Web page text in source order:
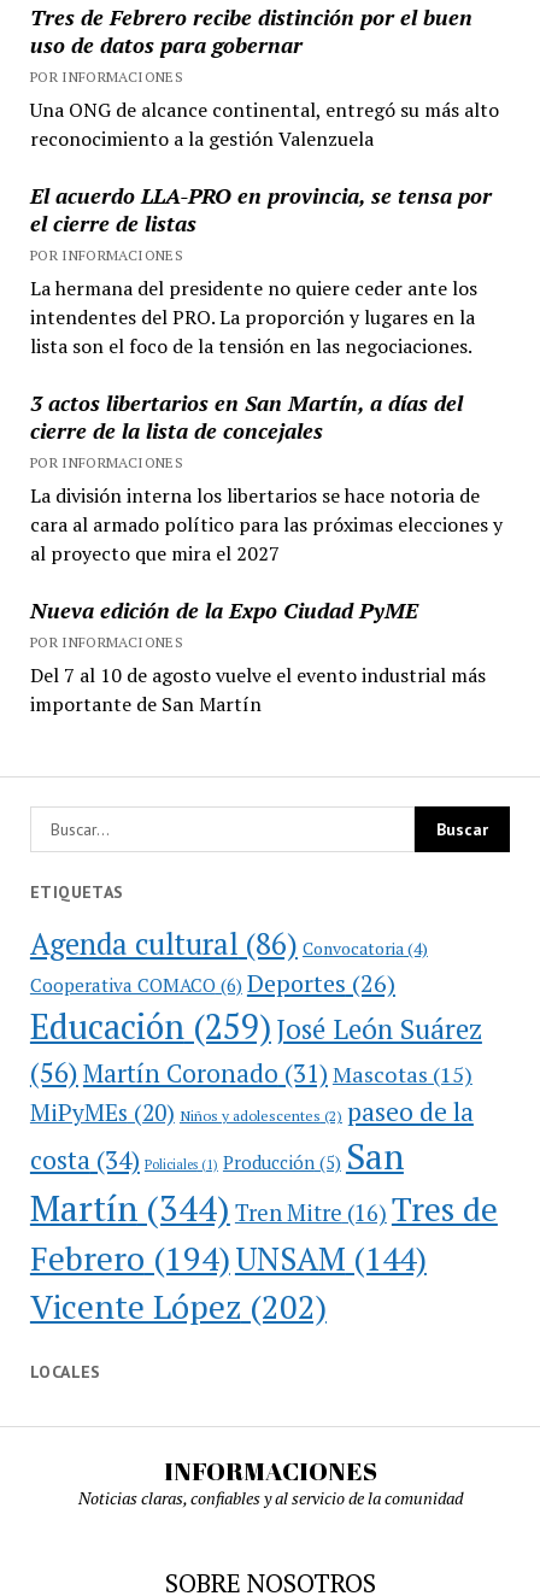
Tres de Febrero recibe distinción por el buen
uso de datos para gobernar
POR INFORMACIONES
Una ONG de alcance continental, entregó su más alto
reconocimiento a la gestión Valenzuela
El acuerdo LLA-PRO en provincia, se tensa por
el cierre de listas
POR INFORMACIONES
La hermana del presidente no quiere ceder ante los
intendentes del PRO. La proporción y lugares en la
lista son el foco de la tensión en las negociaciones.
3 actos libertarios en San Martín, a días del
cierre de la lista de concejales
POR INFORMACIONES
La división interna los libertarios se hace notoria de
cara al armado político para las próximas elecciones y
al proyecto que mira el 2027
Nueva edición de la Expo Ciudad PyME
POR INFORMACIONES
Del 7 al 10 de agosto vuelve el evento industrial más
importante de San Martín
ETIQUETAS
Agenda cultural (86) Convocatoria (4)
Cooperativa COMACO(6) Deportes (26)
Educación(259)José León Suárez
(56)Martín Coronado (31) Mascotas (15)
MiPyMEs (20) Niños y adolescentes (2) paseo de la
costa(34) Policiales(1) Producción(5) San
Martín(344) Tren Mitre (16) Tres de
Febrero (194)UNSAM (144)
Vicente López (202)
LOCALES
INFORMACIONES
Noticias claras, confiables y al servicio de la comunidad
SOBRE NOSOTROS